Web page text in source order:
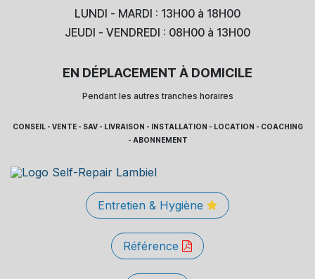
LUNDI - MARDI : 13H00 à 18H00
JEUDI - VENDREDI : 08H00 à 13H00
EN DÉPLACEMENT À DOMICILE
Pendant les autres tranches horaires
CONSEIL - VENTE - SAV - LIVRAISON - INSTALLATION - LOCATION - COACHING
- ABONNEMENT
Entretien & Hygiène
Référence